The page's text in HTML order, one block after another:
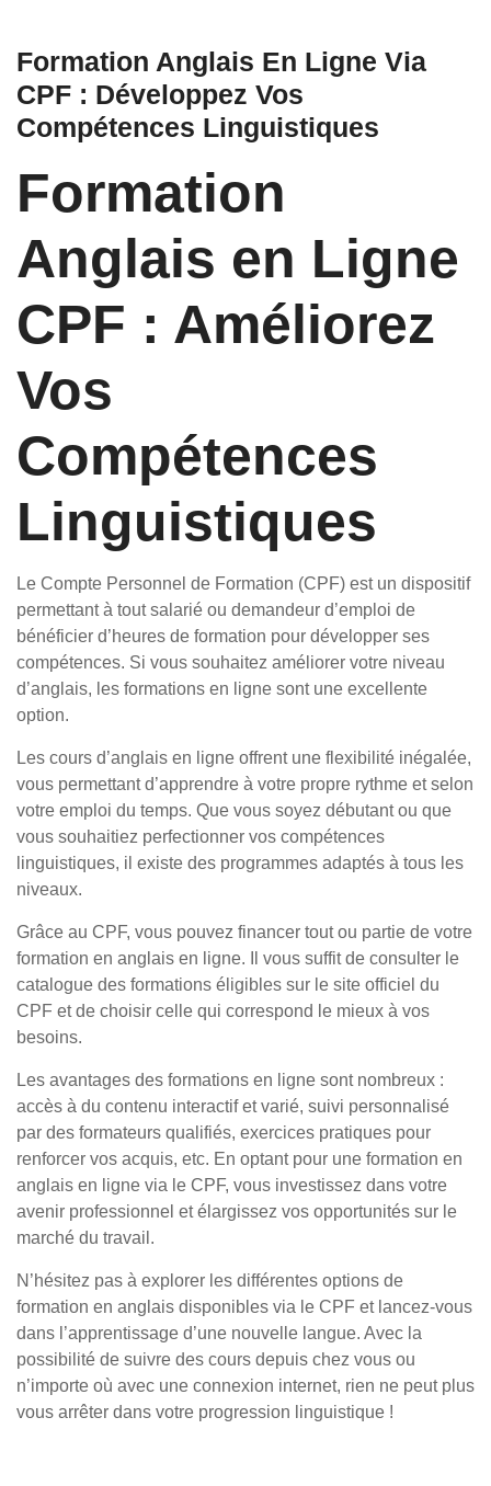
Formation Anglais En Ligne Via
CPF : Développez Vos
Compétences Linguistiques
Formation
Anglais en Ligne
CPF : Améliorez
Vos
Compétences
Linguistiques
Le Compte Personnel de Formation (CPF) est un dispositif
permettant à tout salarié ou demandeur d’emploi de
bénéficier d’heures de formation pour développer ses
compétences. Si vous souhaitez améliorer votre niveau
d’anglais, les formations en ligne sont une excellente
option.
Les cours d’anglais en ligne offrent une flexibilité inégalée,
vous permettant d’apprendre à votre propre rythme et selon
votre emploi du temps. Que vous soyez débutant ou que
vous souhaitiez perfectionner vos compétences
linguistiques, il existe des programmes adaptés à tous les
niveaux.
Grâce au CPF, vous pouvez financer tout ou partie de votre
formation en anglais en ligne. Il vous suffit de consulter le
catalogue des formations éligibles sur le site officiel du
CPF et de choisir celle qui correspond le mieux à vos
besoins.
Les avantages des formations en ligne sont nombreux :
accès à du contenu interactif et varié, suivi personnalisé
par des formateurs qualifiés, exercices pratiques pour
renforcer vos acquis, etc. En optant pour une formation en
anglais en ligne via le CPF, vous investissez dans votre
avenir professionnel et élargissez vos opportunités sur le
marché du travail.
N’hésitez pas à explorer les différentes options de
formation en anglais disponibles via le CPF et lancez-vous
dans l’apprentissage d’une nouvelle langue. Avec la
possibilité de suivre des cours depuis chez vous ou
n’importe où avec une connexion internet, rien ne peut plus
vous arrêter dans votre progression linguistique !